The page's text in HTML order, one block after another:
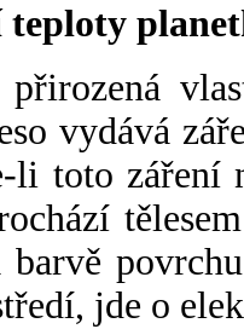
teploty
vydává
li toto záření
jde o